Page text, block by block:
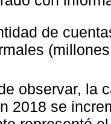
de
observar, la
2018 se